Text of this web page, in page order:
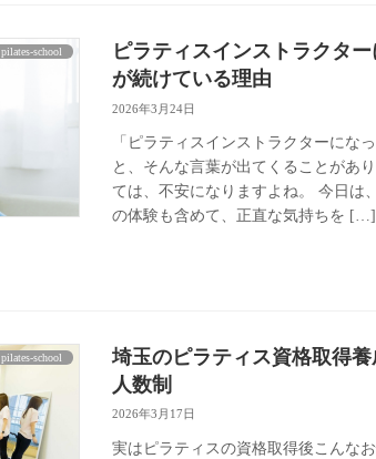
pilates-school
ピラティスインストラクタ
が続けている理由
2026年3月24日
「ピラティスインストラクターにな
と、そんな言葉が出てくることがあ
ては、不安になりますよね。 今日は
の体験も含めて、正直な気持ちを […]
pilates-school
埼玉のピラティス資格取得
人数制
2026年3月17日
実はピラティスの資格取得後こんな